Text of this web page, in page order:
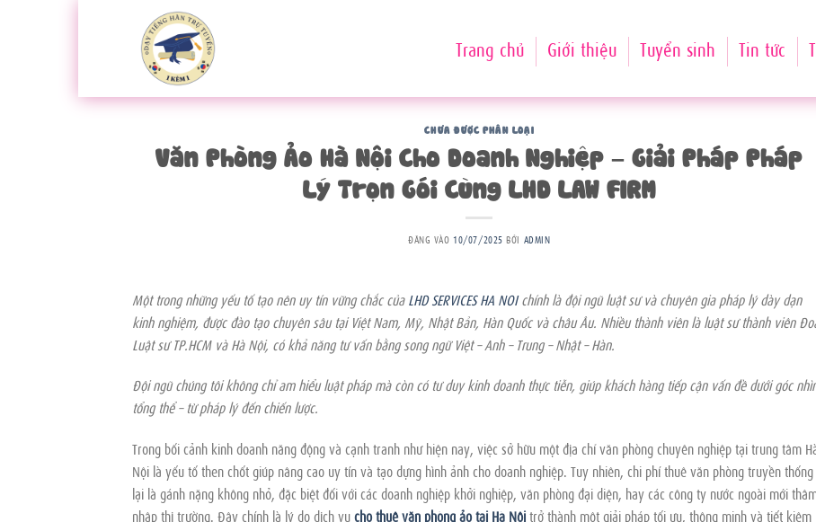
Trang chủ Giới thiệu Tuyển sinh Tin tức
CHƯA ĐƯỢC PHÂN LOẠI
Văn Phòng Ảo Hà Nội Cho Doanh Nghiệp – Giải Pháp Pháp
Lý Trọn Gói Cùng LHD LAW FIRM
ĐĂNG VÀO10/07/2025 BỞI ADMIN
Một trong những yếu tố tạo nên uy tín vững chắc củaLHD SERVICES HA NOI chính là đội ngũ luật sư và chuyên gia pháp lý dày dạn
kinh nghiệm, được đào tạo chuyên sâu tại Việt Nam, Mỹ, Nhật Bản, Hàn Quốc và châu Âu. Nhiều thành viên là luật sư thành viên
Luật sư TP.HCM và Hà Nội, có khả năng tư vấn bằng song ngữ Việt – Anh – Trung – Nhật – Hàn.
Đội ngũ chúng tôi không chỉ am hiểu luật pháp mà còn có tư duy kinh doanh thực tiễn, giúp khách hàng tiếp cận vấn đề dưới góc
tổng thể – từ pháp lý đến chiến lược.
Trong bối cảnh kinh doanh năng động và cạnh tranh như hiện nay, việc sở hữu một địa chỉ văn phòng chuyên nghiệp tại trung tâm
Nội là yếu tố then chốt giúp nâng cao uy tín và tạo dựng hình ảnh cho doanh nghiệp. Tuy nhiên, chi phí thuê văn phòng truyền thống
lại là gánh nặng không nhỏ, đặc biệt đối với các doanh nghiệp khởi nghiệp, văn phòng đại diện, hay các công ty nước ngoài mới
nhập thị trường. Đây chính là lý do dịch vụcho thuê văn phòng ảo tại Hà Nộitrở thành một giải pháp tối ưu, thông minh và tiết kiệm